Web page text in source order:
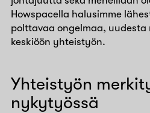
Howspacella halusimme
polttavaa ongelmaa,
keskiöön yhteistyön.
Yhteistyön
nykytyössä